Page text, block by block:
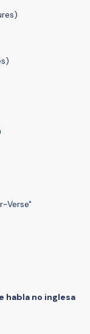
Verse"
habla no inglesa